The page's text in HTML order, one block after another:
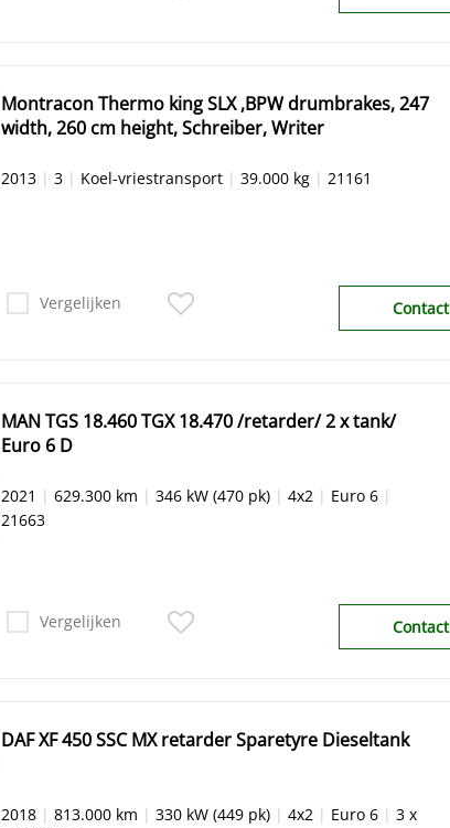
Montracon Thermo king SLX ,BPW drumbrakes, 247
width, 260 cm height, Schreiber, Writer
2013| 3| Koel-vriestransport| 39.000 kg| 21161
Vergelijken Contact
MAN TGS 18.460 TGX 18.470 /retarder/ 2 x tank/
Euro 6 D
2021 | 629.300 km | 346 kW (470 pk)| 4x2| Euro 6|
21663
Vergelijken Contact
DAF XF 450 SSC MX retarder Sparetyre Dieseltank
2018| 813.000 km | 330 kW (449 pk)| 4x2| Euro 6| 3 x